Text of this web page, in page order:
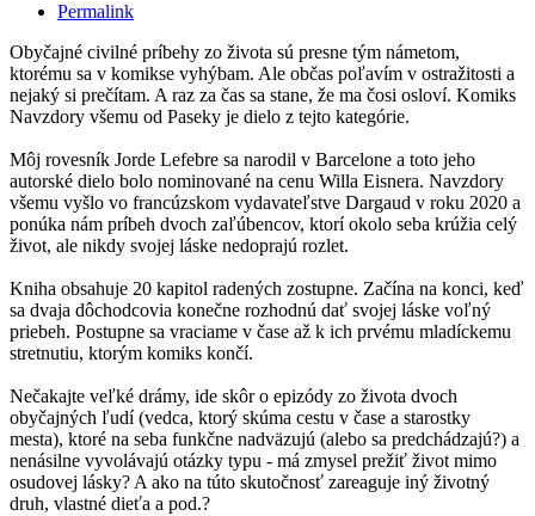
Permalink
Obyčajné civilné príbehy zo života sú presne tým námetom,
ktorému sa v komikse vyhýbam. Ale občas poľavím v ostražitosti a
nejaký si prečítam. A raz za čas sa stane, že ma čosi osloví. Komiks
Navzdory všemu od Paseky je dielo z tejto kategórie.
Môj rovesník Jorde Lefebre sa narodil v Barcelone a toto jeho
autorské dielo bolo nominované na cenu Willa Eisnera. Navzdory
všemu vyšlo vo francúzskom vydavateľstve Dargaud v roku 2020 a
ponúka nám príbeh dvoch zaľúbencov, ktorí okolo seba krúžia celý
život, ale nikdy svojej láske nedoprajú rozlet.
Kniha obsahuje 20 kapitol radených zostupne. Začína na konci, keď
sa dvaja dôchodcovia konečne rozhodnú dať svojej láske voľný
priebeh. Postupne sa vraciame v čase až k ich prvému mladíckemu
stretnutiu, ktorým komiks končí.
Nečakajte veľké drámy, ide skôr o epizódy zo života dvoch
obyčajných ľudí (vedca, ktorý skúma cestu v čase a starostky
mesta), ktoré na seba funkčne nadväzujú (alebo sa predchádzajú?) a
nenásilne vyvolávajú otázky typu - má zmysel prežiť život mimo
osudovej lásky? A ako na túto skutočnosť zareaguje iný životný
druh, vlastné dieťa a pod.?